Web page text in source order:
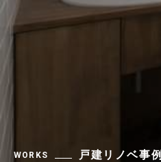
WORKS 戸建リノベ事例